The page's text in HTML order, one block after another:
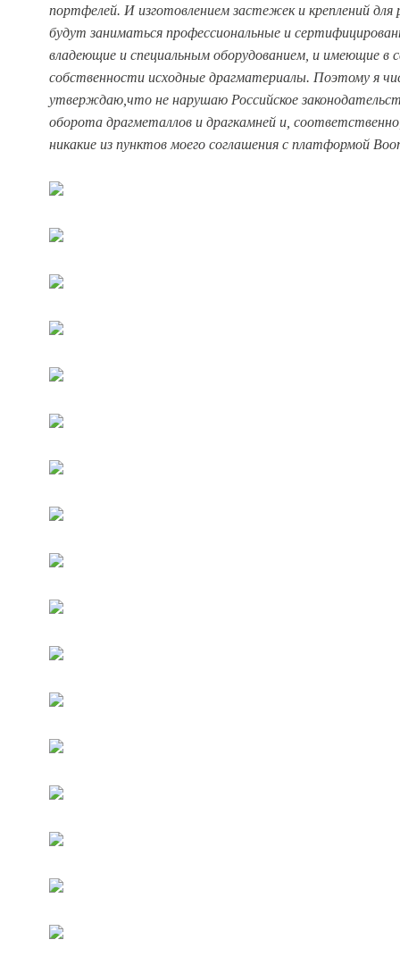
портфелей. И изготовлением застежек и креплений для
будут заниматься профессиональные и
владеющие и специальным оборудованием, и имеющие в
собственности исходные драгматериалы. Поэтому я
утверждаю,что не нарушаю Российское
оборота драгметаллов и драгкамней и,
никакие из пунктов моего соглашения с платформой